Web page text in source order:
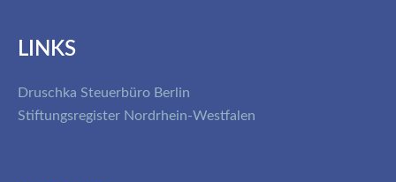
LINKS
Druschka Steuerbüro Berlin
Stiftungsregister Nordrhein-Westfalen